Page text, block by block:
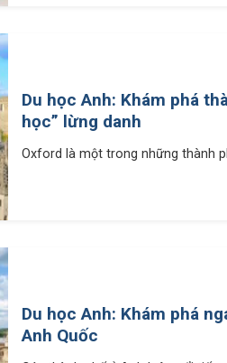
Du học Anh: Khám phá
học” lừng danh
Oxford là một trong những thành
Du học Anh: Khám phá
Anh Quốc